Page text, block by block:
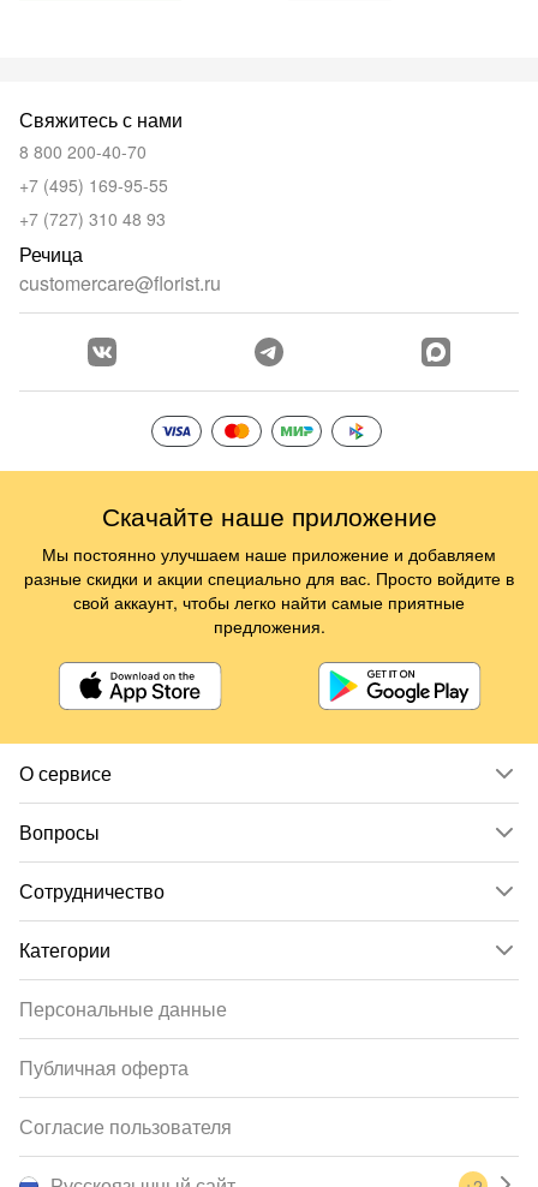
О сервисе
Вопросы
Сотрудничество
Категории
Свяжитесь с нами
8 800 200-40-70
+7 (495) 169-95-55
+7 (727) 310 48 93
Речица
customercare@florist.ru
Персональные данные
Публичная оферта
Согласие пользователя
Скачайте наше приложение
Мы постоянно улучшаем наше приложение и добавляем
разные скидки и акции специально для вас. Просто войдите в
свой аккаунт, чтобы легко найти самые приятные
предложения.